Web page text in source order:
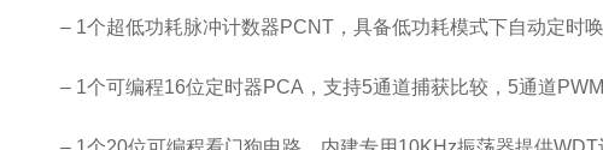
– 1个超低功耗脉冲计数器PCNT，具备低功耗模式下自动定时
– 1个可编程16位定时器PCA，支持5通道捕获比较，5通道